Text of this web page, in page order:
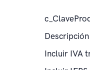
Descripción
Incluir IVA